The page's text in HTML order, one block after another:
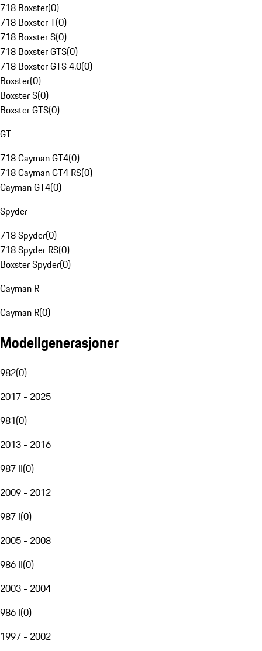
718 Boxster(0)
718 Boxster T(0)
718 Boxster S(0)
718 Boxster GTS(0)
718 Boxster GTS 4.0(0)
Boxster(0)
Boxster S(0)
Boxster GTS(0)
GT
718 Cayman GT4(0)
718 Cayman GT4 RS(0)
Cayman GT4(0)
Spyder
718 Spyder(0)
718 Spyder RS(0)
Boxster Spyder(0)
Cayman R
Cayman R(0)
Modellgenerasjoner
982(0)
2017 - 2025
981(0)
2013 - 2016
987 II(0)
2009 - 2012
987 I(0)
2005 - 2008
986 II(0)
2003 - 2004
986 I(0)
1997 - 2002